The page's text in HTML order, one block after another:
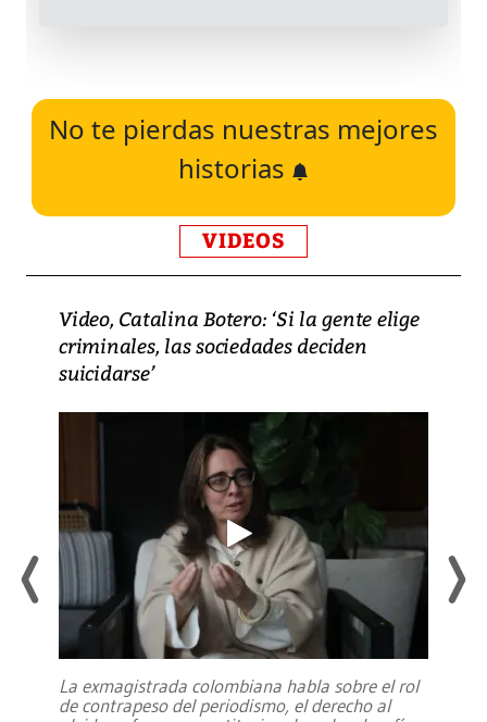
No te pierdas nuestras mejores
historias
VIDEOS
Video, Catalina Botero: ‘Si la gente elige
criminales, las sociedades deciden
suicidarse’
La exmagistrada colombiana habla sobre el rol
de contrapeso del periodismo, el derecho al